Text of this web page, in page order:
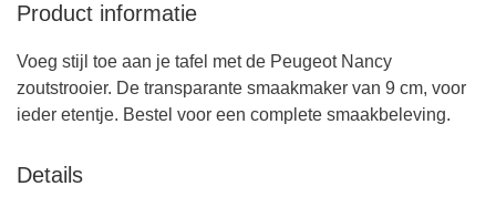
Product informatie
Voeg stijl toe aan je tafel met de Peugeot Nancy
zoutstrooier. De transparante smaakmaker van 9 cm, voor
ieder etentje. Bestel voor een complete smaakbeleving.
Details